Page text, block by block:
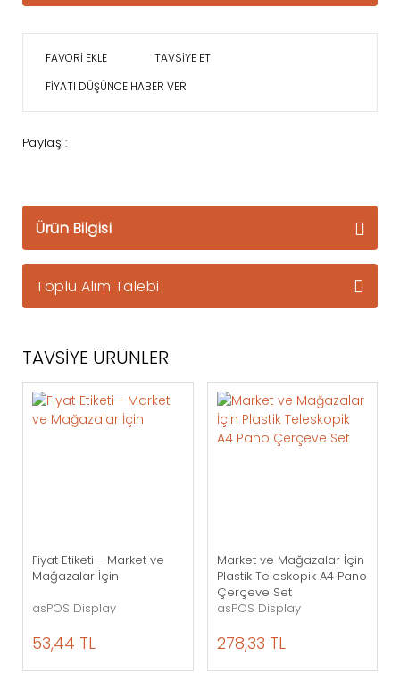
TAVSİYE ET
FİYATI DÜŞÜNCE HABER VER
Paylaş :
Ürün Bilgisi
Toplu Alım Talebi
TAVSİYE ÜRÜNLER
Fiyat Etiketi - Market ve
Mağazalar İçin
asPOS Display
53,44 TL
Market ve Mağazalar İçin
Plastik Teleskopik A4 Pano
Çerçeve Set
asPOS Display
278,33 TL